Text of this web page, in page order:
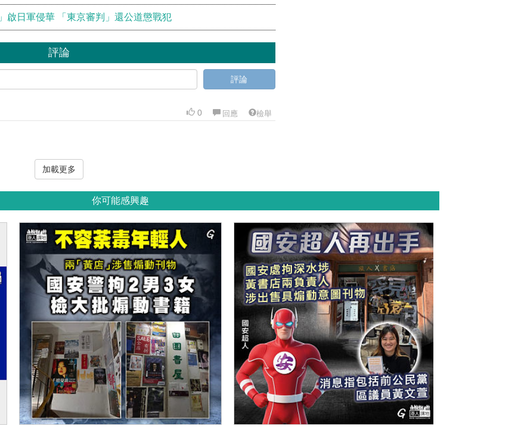
啟日軍侵華 「東京審判」還公道懲戰犯
評論
評論
0 回應 檢舉
加載更多
你可能感興趣